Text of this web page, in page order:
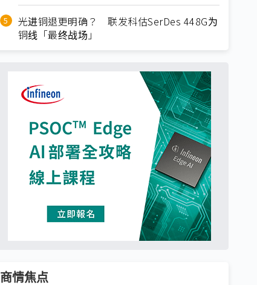
光进铜退更明确？ 联发科估SerDes 448G为
铜线「最终战场」
商情焦点